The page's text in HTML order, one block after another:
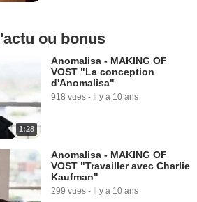
ou bonus
1:28
Anomalisa - MAKING OF
VOST "La conception
d'Anomalisa"
918 vues - Il y a 10 ans
Anomalisa - MAKING OF
VOST "Travailler avec Charlie
Kaufman"
299 vues - Il y a 10 ans